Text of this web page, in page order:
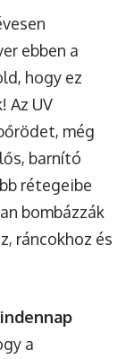
ebben a
hogy ez
Az UV
még
barnító
rétegeibe
bombázzák
ráncokhoz és
a